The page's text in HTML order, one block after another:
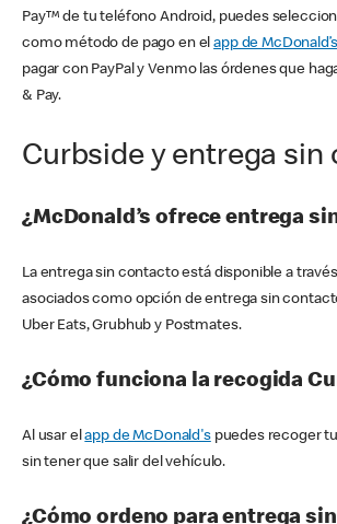
Pay™ de tu teléfono Android, puedes
como método de pago en elapp de McDonald’s
pagar con PayPal y Venmo las órdenes que
& Pay.
Curbside y entrega sin
¿McDonald’s ofrece entrega
La entrega sin contacto está disponible a
asociados como opción de entrega sin
Uber Eats, Grubhub y Postmates.
¿Cómo funciona la recogida
Al usar elapp de McDonald'spuedes recoger
sin tener que salir del vehículo.
¿Cómo ordeno para entrega